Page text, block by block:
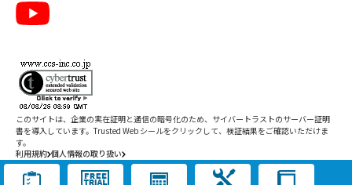
利用規約 個人情報の取り扱い
Copyright ©
2026CCS Inc. All Rights Reserved.
このサイトは、企業の実在証明と通信の暗号化のため、サイバートラストのサーバー証明
書を導入しています。Trusted Web シールをクリックして、検証結果をご確認いただけま
す。